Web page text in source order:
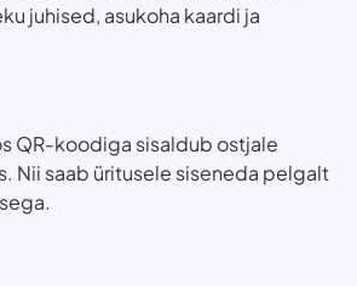
juhised, asukoha kaardi ja
QR-koodiga sisaldub ostjale
Nii saab üritusele siseneda pelgalt